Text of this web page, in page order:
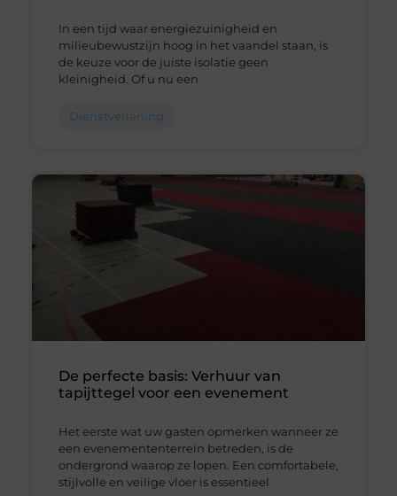
In een tijd waar energiezuinigheid en
milieubewustzijn hoog in het vaandel staan, is
de keuze voor de juiste isolatie geen
kleinigheid. Of u nu een
Dienstverlening
De perfecte basis: Verhuur van
tapijttegel voor een evenement
Het eerste wat uw gasten opmerken wanneer ze
een evenemententerrein betreden, is de
ondergrond waarop ze lopen. Een comfortabele,
stijlvolle en veilige vloer is essentieel